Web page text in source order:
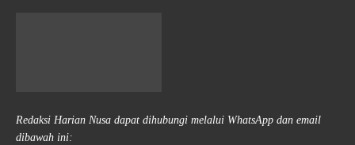
Redaksi Harian Nusa dapat dihubungi melalui WhatsApp dan email
dibawah ini: